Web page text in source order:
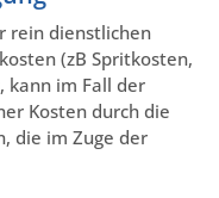
rein dienstlichen
(zB Spritkosten,
kann im Fall der
Kosten durch die
die im Zuge der